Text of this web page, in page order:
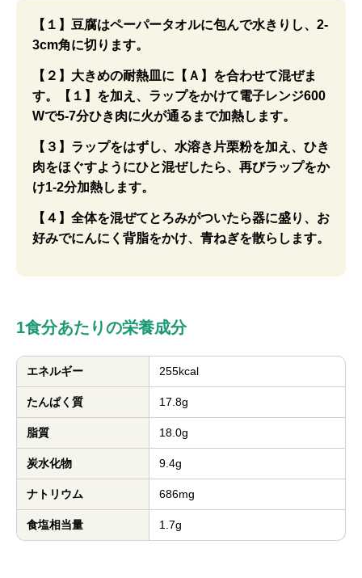
【１】豆腐はペーパータオルに包んで水きりし、2-
3cm角に切ります。
【２】大きめの耐熱皿に【Ａ】を合わせて混ぜま
す。【１】を加え、ラップをかけて電子レンジ600
Wで5-7分ひき肉に火が通るまで加熱します。
【３】ラップをはずし、水溶き片栗粉を加え、ひき
肉をほぐすようにひと混ぜしたら、再びラップをか
け1-2分加熱します。
【４】全体を混ぜてとろみがついたら器に盛り、お
好みでにんにく背脂をかけ、青ねぎを散らします。
1食分あたりの栄養成分
エネルギー 255kcal
たんぱく質 17.8g
脂質 18.0g
炭水化物 9.4g
ナトリウム 686mg
食塩相当量 1.7g